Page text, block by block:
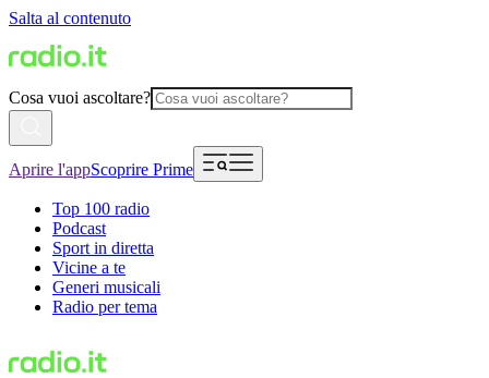
Salta al contenuto
Cosa vuoi ascoltare?
Aprire l'appScoprire Prime
Top 100 radio
Podcast
Sport in diretta
Vicine a te
Generi musicali
Radio per tema